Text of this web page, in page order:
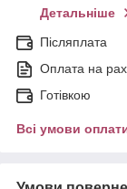
Детальніше
Післяплата
Оплата на
Готівкою
Всі умови